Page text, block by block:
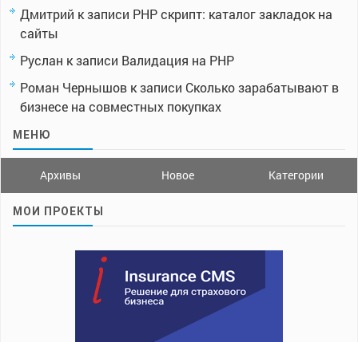
Дмитрий к записи PHP скрипт: каталог закладок на
сайты
Руслан к записи Валидация на PHP
Роман Чернышов к записи Сколько зарабатывают в
бизнесе на совместных покупках
МЕНЮ
Архивы Новое Категории
МОИ ПРОЕКТЫ